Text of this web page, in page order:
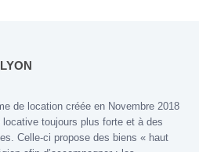
de location créée en Novembre 2018
locative toujours plus forte et à des
Celle-ci propose des biens « haut